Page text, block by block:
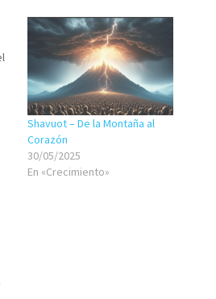
Shavuot – De la Montaña al
Corazón
30/05/2025
En «Crecimiento»